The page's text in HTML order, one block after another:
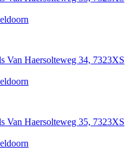
Van Haersolteweg 34, 7323XS
Van Haersolteweg 35, 7323XS